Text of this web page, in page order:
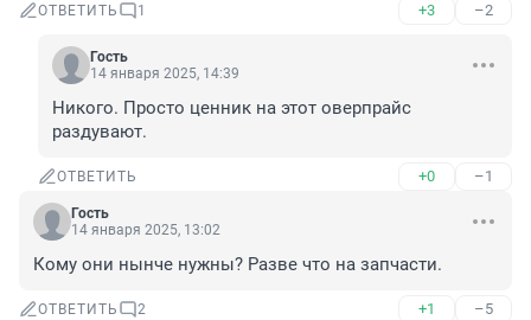
ОТВЕТИТЬ 1 +3 –2
Гость
14 января 2025, 14:39
Никого. Просто ценник на этот оверпрайс
раздувают.
ОТВЕТИТЬ +0 –1
Гость
14 января 2025, 13:02
Кому они нынче нужны? Разве что на запчасти.
ОТВЕТИТЬ 2 +1 –5